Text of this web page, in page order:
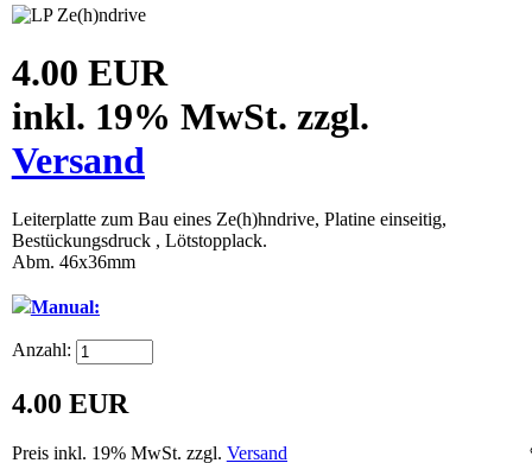
4.00 EUR
inkl. 19% MwSt. zzgl.
Versand
Leiterplatte zum Bau eines Ze(h)hndrive, Platine einseitig,
Bestückungsdruck , Lötstopplack.
Abm. 46x36mm
Manual:
Anzahl:
4.00 EUR
Preis inkl. 19% MwSt. zzgl. Versand